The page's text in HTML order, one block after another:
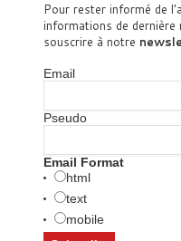
Pour rester informé de
informations de dernière
souscrire à notre
Email
Pseudo
Email Format
html
text
mobile